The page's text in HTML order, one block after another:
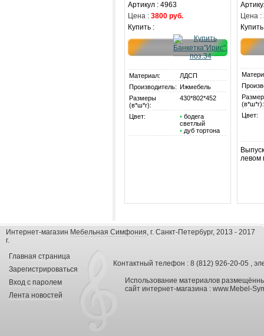
Артикул : 4963
Цена : 3800 руб.
Купить :
Материал:
ЛДСП
Производитель: Ижмебель
Размеры
(в*ш*г):
430*802*452
Цвет: • бодега
светлый
• дуб тортона
Цена :
(в*ш*г):
Цвет:
левом
Интернет-магазин Мебельная Симфония, г. Санкт-Петербург, 2013 - 2017
г.
Главная страница
Зарегистрироваться
Вход с паролем
Лента новостей
Контактный телефон : 8 (812) 926-20-05 ,
Использование материалов
сайт интернет-магазина : www.Mebel-